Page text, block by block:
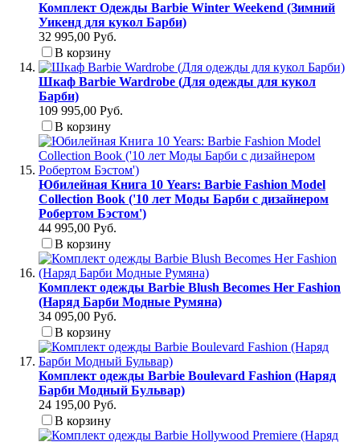
Комплект Одежды Barbie Winter Weekend (Зимний
Уикенд для кукол Барби)
32 995,00 Руб.
В корзину
Шкаф Barbie Wardrobe (Для одежды для кукол
Барби)
109 995,00 Руб.
В корзину
Юбилейная Книга 10 Years: Barbie Fashion Model
Collection Book ('10 лет Моды Барби с дизайнером
Робертом Бэстом')
44 995,00 Руб.
В корзину
Комплект одежды Barbie Blush Becomes Her Fashion
(Наряд Барби Модные Румяна)
34 095,00 Руб.
В корзину
Комплект одежды Barbie Boulevard Fashion (Наряд
Барби Модный Бульвар)
24 195,00 Руб.
В корзину